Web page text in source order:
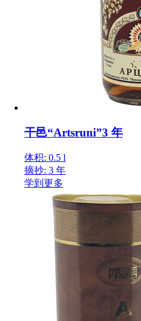
干邑“Artsruni”3 年
体积: 0.5 l
摘抄: 3 年
学到更多